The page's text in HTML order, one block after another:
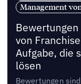
Management
von
Aufgabe, die
lösen
Bewertungen